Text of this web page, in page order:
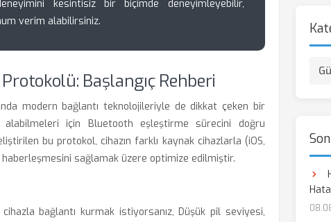
kesintisiz bir biçimde deneyimleyebilir,
verim alabilirsiniz.
Başlangıç Rehberi
modern bağlantı teknolojileriyle de dikkat çeken bir
alabilmeleri için Bluetooth eşleştirme sürecini doğru
bu protokol, cihazın farklı kaynak cihazlarla (iOS,
haberleşmesini sağlamak üzere optimize edilmiştir.
bağlantı kurmak istiyorsanız, Düşük pil seviyesi,